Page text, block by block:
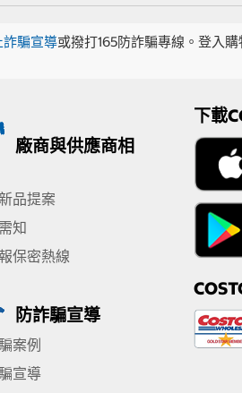
詐騙宣導或撥打165防詐騙專線。登入
廠商與供應商相
品提案
知
保密熱線
防詐騙宣導
案例
宣導
下載